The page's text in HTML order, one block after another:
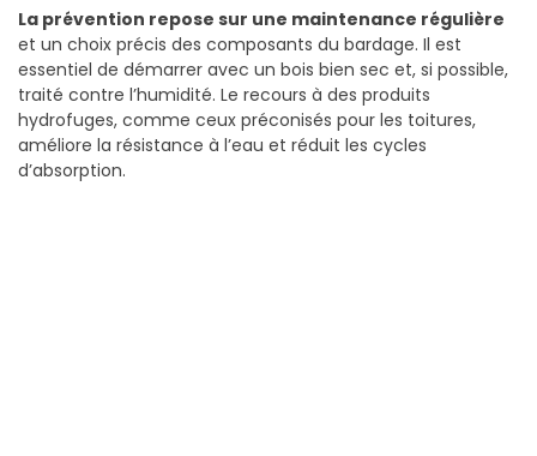
La prévention repose sur une maintenance régulière
et un choix précis des composants du bardage. Il est
essentiel de démarrer avec un bois bien sec et, si possible,
traité contre l’humidité. Le recours à des produits
hydrofuges, comme ceux préconisés pour les toitures,
améliore la résistance à l’eau et réduit les cycles
d’absorption.